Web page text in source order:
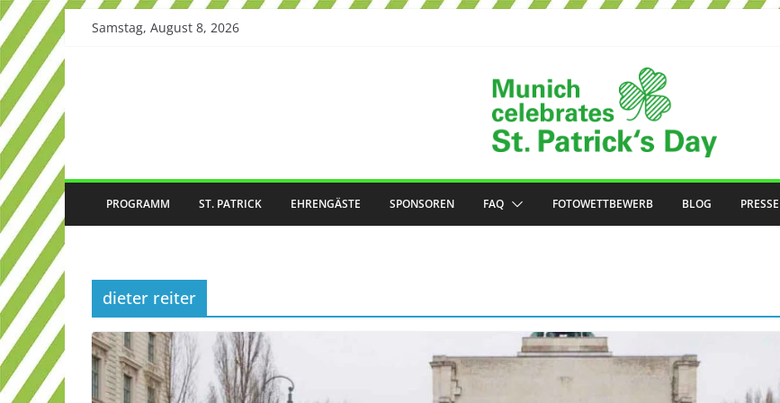
Samstag, August 8, 2026
PROGRAMM ST. PATRICK EHRENGÄSTE SPONSOREN FAQ FOTOWETTBEWERB BLOG PRESSE
dieter reiter